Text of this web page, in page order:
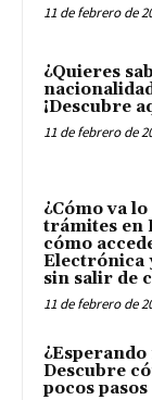
11 de febrero de
¿Quieres
¡Descubre
11 de febrero de
¿Cómo va
trámites en
cómo
Electrónica
sin salir de
11 de febrero de
¿Esperando
Descubre
pocos pasos